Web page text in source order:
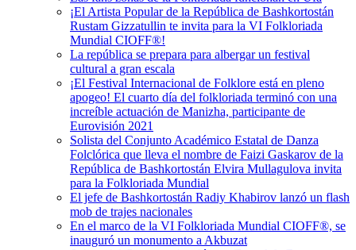
¡El Artista Popular de la República de Bashkortostán
Rustam Gizzatullin te invita para la VI Folkloriada
Mundial CIOFF®!
La república se prepara para albergar un festival
cultural a gran escala
¡El Festival Internacional de Folklore está en pleno
apogeo! El cuarto día del folkloriada terminó con una
increíble actuación de Manizha, participante de
Eurovisión 2021
Solista del Conjunto Académico Estatal de Danza
Folclórica que lleva el nombre de Faizi Gaskarov de la
República de Bashkortostán Elvira Mullagulova invita
para la Folkloriada Mundial
El jefe de Bashkortostán Radiy Khabirov lanzó un flash
mob de trajes nacionales
En el marco de la VI Folkloriada Mundial CIOFF®️, se
inauguró un monumento a Akbuzat